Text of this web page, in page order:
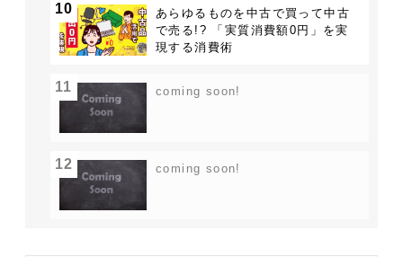
10
あらゆるものを中古で買って中古
で売る!? 「実質消費額0円」を実
現する消費術
11 coming soon!
12 coming soon!